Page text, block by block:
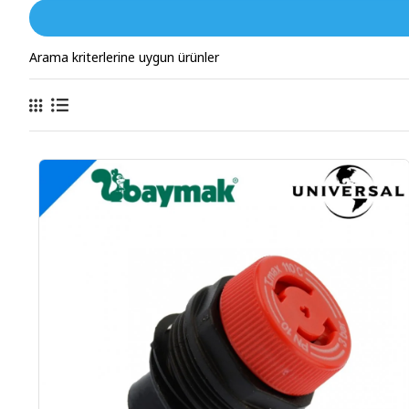
Arama kriterlerine uygun ürünler